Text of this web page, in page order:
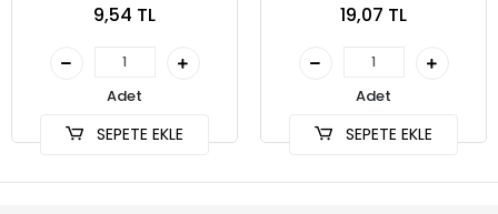
9,54 TL
Adet
SEPETE EKLE
19,07 TL
Adet
SEPETE EKLE